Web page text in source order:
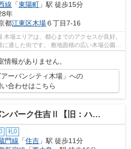
線 「東陽町 」駅 徒歩15分
年
都江東区木場６丁目7-16
適した街です。 敷地面積の広い木場公園が
情報がありません。
アーバンシティ木場」への
合わせはこちら
ク住吉Ⅱ【旧：ハーモニーグラシア住吉】
礼0
門線 「住吉 」駅 徒歩11分